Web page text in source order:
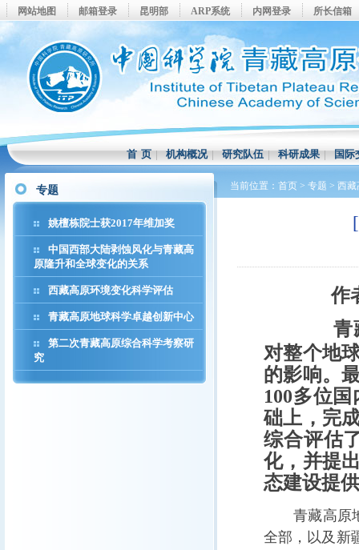
网站地图 邮箱登录 昆明部 ARP系统 内网登录 所长信箱
首 页|机构概况|研究队伍|科研成果|国际
专题
姚檀栋院士获2017年维加奖
中国西部大陆剥蚀风化与青藏高
原隆升和全球变化的关系
西藏高原环境变化科学评估
青藏高原地球科学卓越创新中心
第二次青藏高原综合科学考察研
究
当前位置： 首页 > 专题 > 西藏
作者
青藏
对整个地
的影响。
100多位
础上，完
综合评估
化，并提
态建设提
青藏高原地
全部，以及新